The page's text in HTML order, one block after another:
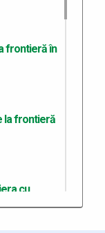
frontieră în
la frontieră
cu